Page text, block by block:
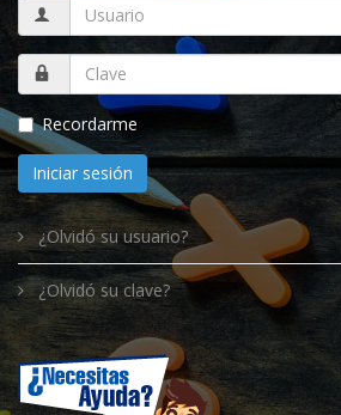
Recordarme
Iniciar sesión
¿Olvidó su usuario?
¿Olvidó su clave?